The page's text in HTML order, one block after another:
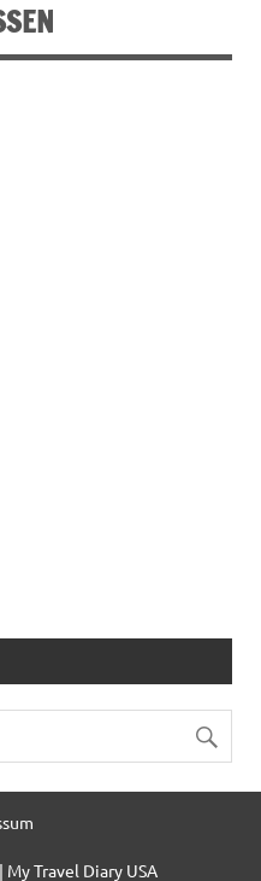
Travel Diary USA